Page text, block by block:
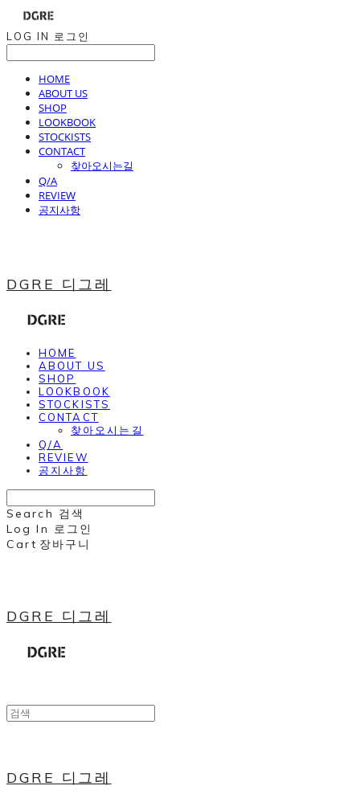
LOG IN 로그인
HOME
ABOUT US
SHOP
LOOKBOOK
STOCKISTS
CONTACT
찾아오시는길
Q/A
REVIEW
공지사항
DGRE 디그레
HOME
ABOUT US
SHOP
LOOKBOOK
STOCKISTS
CONTACT
찾아오시는길
Q/A
REVIEW
공지사항
Search 검색
Log In 로그인
Cart 장바구니
DGRE 디그레
DGRE 디그레